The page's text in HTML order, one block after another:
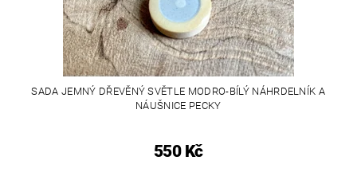
SADA JEMNÝ DŘEVĚNÝ SVĚTLE MODRO-BÍLÝ NÁHRDELNÍK A
NÁUŠNICE PECKY
550 Kč